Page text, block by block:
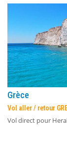
Grèce
Vol aller / retour
Vol direct pour